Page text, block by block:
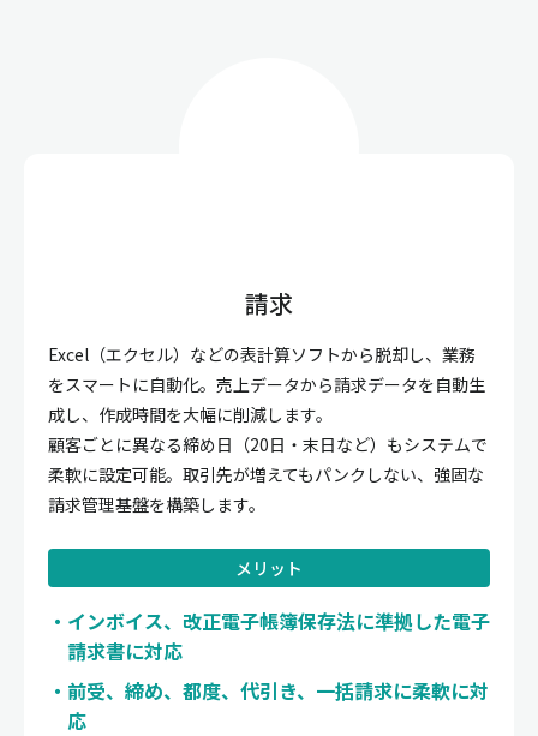
請求
Excel（エクセル）などの表計算ソフトから脱却し、業務
をスマートに自動化。売上データから請求データを自動生
成し、作成時間を大幅に削減します。
顧客ごとに異なる締め日（20日・末日など）もシステムで
柔軟に設定可能。取引先が増えてもパンクしない、強固な
請求管理基盤を構築します。
メリット
インボイス、改正電子帳簿保存法に準拠した電子
請求書に対応
前受、締め、都度、代引き、一括請求に柔軟に対
応